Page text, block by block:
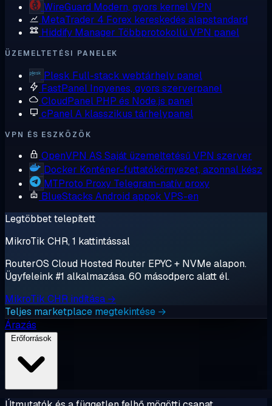
WireGuard Modern, gyors kernel VPN
MetaTrader 4 Forex kereskedés alapstandard
Hiddify Manager Többprotokollú VPN panel
ÜZEMELTETÉSI PANELEK
Plesk Full-stack webtárhely panel
FastPanel Ingyenes, gyors szerverpanel
CloudPanel PHP és Node.js panel
cPanelA klasszikus tárhelypanel
VPN ÉS ESZKÖZÖK
OpenVPN AS Saját üzemeltetésű VPN szerver
Docker Konténer-futtatókörnyezet, azonnal kész
MTProto Proxy Telegram-natív proxy
BlueStacks Android appok VPS-en
Legtöbbet telepített
MikroTik CHR, 1 kattintással
RouterOS Cloud Hosted Router EPYC + NVMe alapon.
Ügyfeleink #1 alkalmazása. 60 másodperc alatt él.
MikroTik CHR indítása →
Teljes marketplace megtekintése →
Árazás